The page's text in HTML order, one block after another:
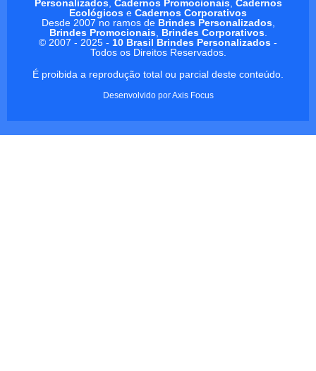
Personalizados, Cadernos Promocionais, Cadernos
Ecológicos e Cadernos Corporativos
Desde 2007 no ramos de Brindes Personalizados,
Brindes Promocionais, Brindes Corporativos.
© 2007 - 2025 - 10 Brasil Brindes Personalizados -
Todos os Direitos Reservados.
É proibida a reprodução total ou parcial deste conteúdo.
Desenvolvido porAxis Focus